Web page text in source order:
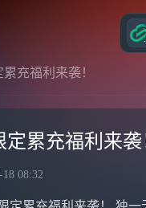
充福利来袭！
累充福利来袭
08:32